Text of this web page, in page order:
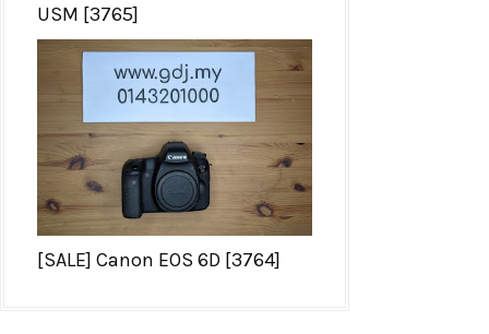
USM [3765]
[SALE] Canon EOS 6D [3764]